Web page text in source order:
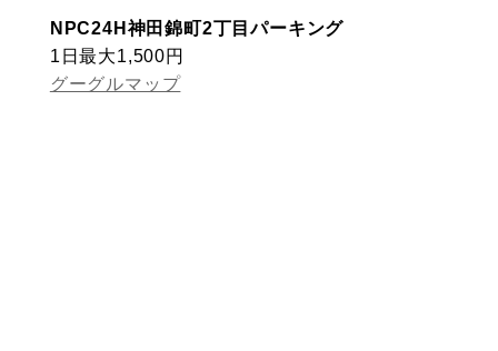
NPC24H神田錦町2丁目パーキング
1日最大1,500円
グーグルマップ